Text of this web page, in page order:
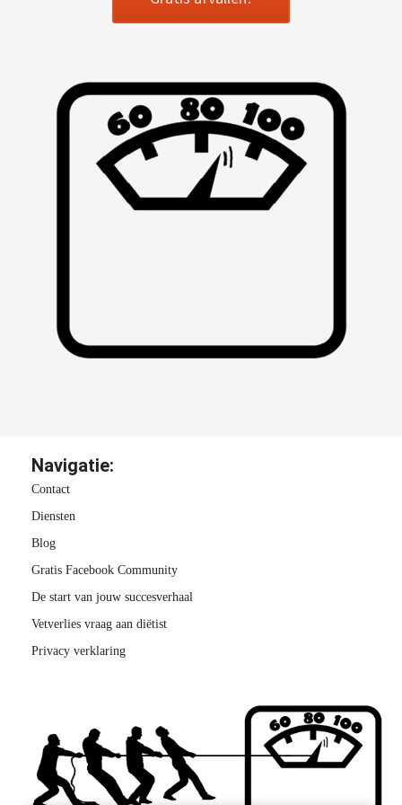
Navigatie:
Contact
Diensten
Blog
Gratis Facebook Community
De start van jouw succesverhaal
Vetverlies vraag aan diëtist
Privacy verklaring